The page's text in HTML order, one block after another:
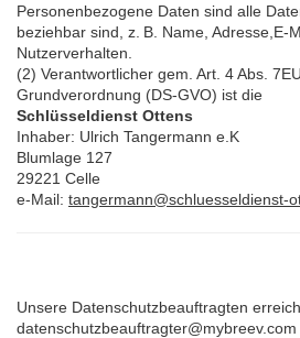
Personenbezogene Daten sind alle
beziehbar sind, z. B. Name, Adresse,E-
Nutzerverhalten.
(2) Verantwortlicher gem. Art. 4 Abs.
Grundverordnung (DS-GVO) ist die
Schlüsseldienst Ottens
Inhaber: Ulrich Tangermann e.K
Blumlage 127
29221 Celle
e-Mail: tangermann@schluesseldienst-
Unsere Datenschutzbeauftragten